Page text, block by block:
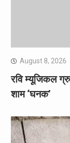
August 8, 2026
रवि म्यूजिकल
शाम ‘घनक’